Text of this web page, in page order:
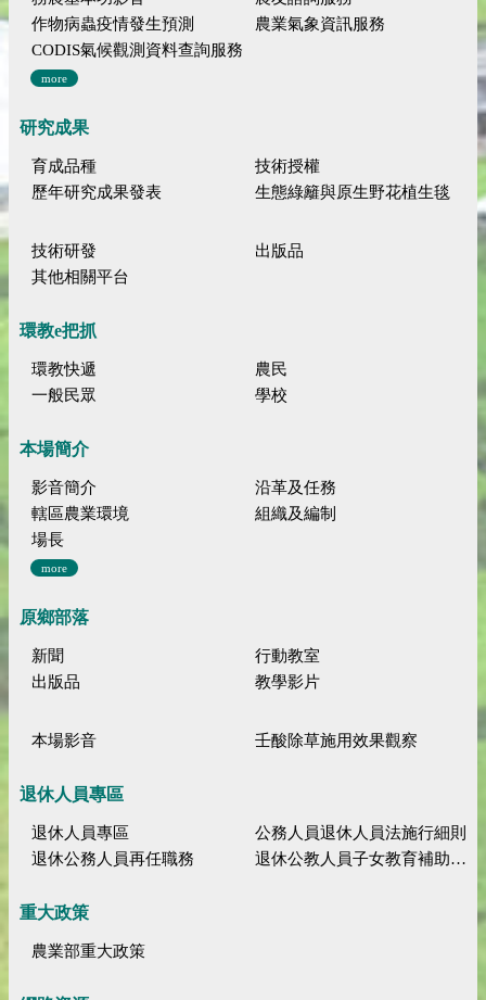
作物病蟲疫情發生預測
農業氣象資訊服務
CODIS氣候觀測資料查詢服務
more
研究成果
育成品種
技術授權
歷年研究成果發表
生態綠籬與原生野花植生毯
技術研發
出版品
其他相關平台
環教e把抓
環教快遞
農民
一般民眾
學校
本場簡介
影音簡介
沿革及任務
轄區農業環境
組織及編制
場長
more
原鄉部落
新聞
行動教室
出版品
教學影片
本場影音 壬酸除草施用效果觀察
退休人員專區
退休人員專區
公務人員退休人員法施行細則
退休公務人員再任職務
退休公教人員子女教育補助規定
重大政策
農業部重大政策